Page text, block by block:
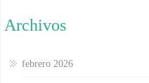
Archivos
febrero 2026